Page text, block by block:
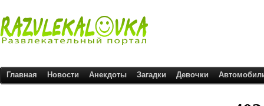
Главная Новости Анекдоты Загадки Девочки